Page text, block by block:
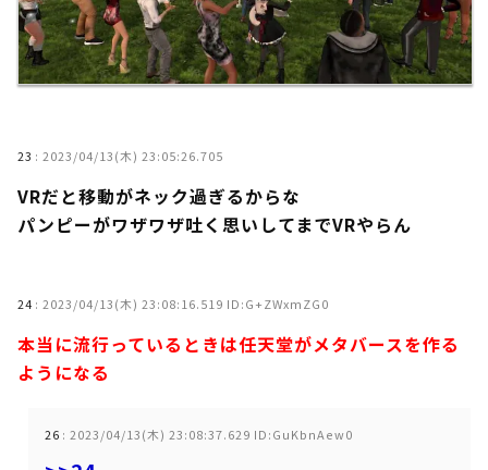
23 : 2023/04/13(木) 23:05:26.705
VRだと移動がネック過ぎるからな
パンピーがワザワザ吐く思いしてまでVRやらん
24 : 2023/04/13(木) 23:08:16.519 ID:G+ZWxmZG0
本当に流行っているときは任天堂がメタバースを作る
ようになる
26 : 2023/04/13(木) 23:08:37.629 ID:GuKbnAew0